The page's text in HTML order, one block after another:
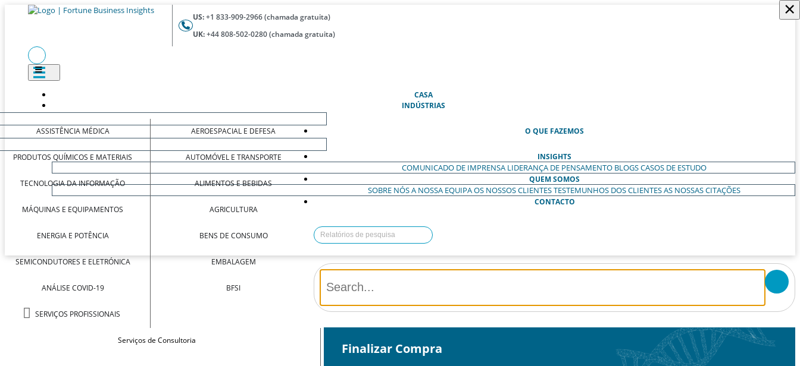
US:+1 833-909-2966 (chamada gratuita)
UK:+44 808-502-0280 (chamada gratuita)
CASA(ATUAL)
INDÚSTRIAS
ASSISTÊNCIA MÉDICA
PRODUTOS QUÍMICOS E MATERIAIS
TECNOLOGIA DA INFORMAÇÃO
MÁQUINAS E EQUIPAMENTOS
ENERGIA E POTÊNCIA
SEMICONDUTORES E ELETRÓNICA
ANÁLISE COVID-19
SERVIÇOS PROFISSIONAIS
AEROESPACIAL E DEFESA
AUTOMÓVEL E TRANSPORTE
ALIMENTOS E BEBIDAS
AGRICULTURA
BENS DE CONSUMO
EMBALAGEM
BFSI
O QUE FAZEMOS
Serviços de Consultoria
INSIGHTS
COMUNICADO DE IMPRENSA LIDERANÇA DE PENSAMENTO BLOGSCASOS DE ESTUDO
QUEM SOMOS
SOBRE NÓSA NOSSA EQUIPAOS NOSSOS CLIENTESTESTEMUNHOS DOS CLIENTESAS NOSSAS CITAÇÕES
CONTACTO
×
Finalizar Compra